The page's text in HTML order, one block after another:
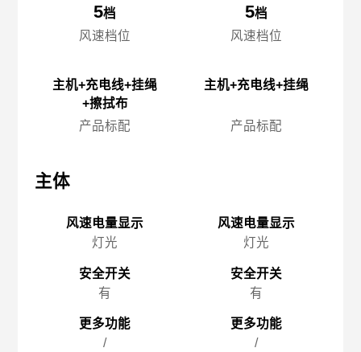
5档
风速档位
主机+充电线+挂绳
+擦拭布
产品标配
主体
风速电量显示
灯光
安全开关
有
更多功能
/
5档
风速档位
主机+充电线+挂绳
产品标配
风速电量显示
灯光
安全开关
有
更多功能
/